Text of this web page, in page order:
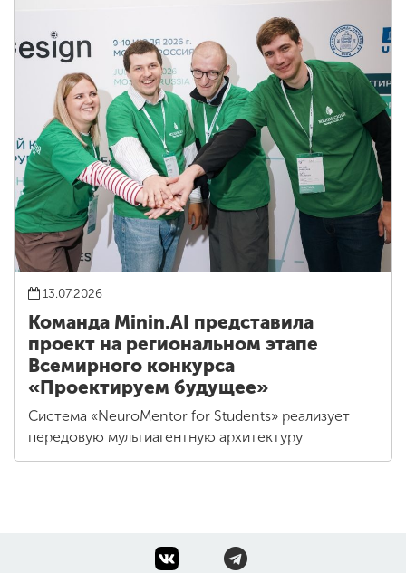
13.07.2026
Команда Minin.AI представила
проект на региональном этапе
Всемирного конкурса
«Проектируем будущее»
Система «NeuroMentor for Students» реализует
передовую мультиагентную архитектуру